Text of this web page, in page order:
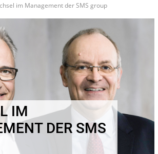
im Management der SMS group
IM
DER SMS